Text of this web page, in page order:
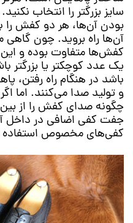
سایز بزرگتر را انتخاب
بودن آن‌ها، هر دو کفش را
آن‌ها راه بروید. چون
کفش‌ها متفاوت بوده و این
یک عدد کوچکتر یا بزرگتر
باشد در هنگام راه رفتن،
و تولید صدا می‌کنند. اما
چگونه صدای کفش را از
جفت کفی اضافی در داخل
کفی‌های مخصوص استفاده